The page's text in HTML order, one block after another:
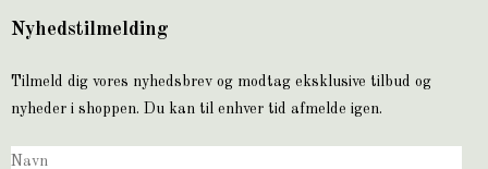
Nyhedstilmelding
Tilmeld dig vores nyhedsbrev og modtag eksklusive tilbud og
nyheder i shoppen. Du kan til enhver tid afmelde igen.